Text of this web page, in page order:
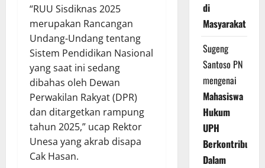
“RUU Sisdiknas 2025
merupakan Rancangan
Undang-Undang tentang
Sistem Pendidikan Nasional
yang saat ini sedang
dibahas oleh Dewan
Perwakilan Rakyat (DPR)
dan ditargetkan rampung
tahun 2025,” ucap Rektor
Unesa yang akrab disapa
Cak Hasan.
di
Masyarakat
Sugeng
Santoso PN
mengenai
Mahasiswa
Hukum
UPH
Berkontribusi
Dalam